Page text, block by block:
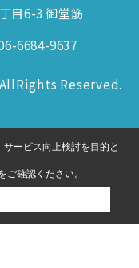
目6-3 御堂筋
6684-9637
Reserved.
ービス向上検討を目的と
ご確認ください。